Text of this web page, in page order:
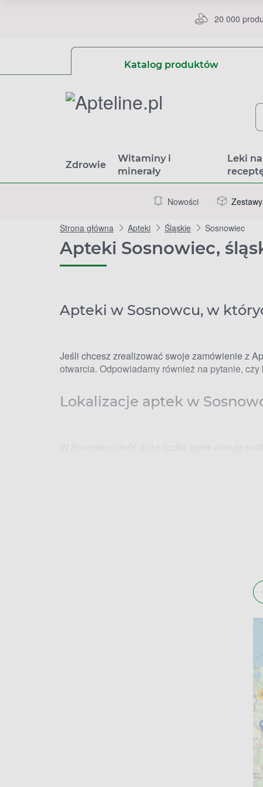
20 000
Katalog produktów
Zdrowie
Witaminy i
minerały
Leki na
Nowości
Strona główna Apteki Śląskie Sosnowiec
Apteki Sosnowiec,
Apteki w Sosnowcu, w
Jeśli chcesz zrealizować swoje zamówienie z
otwarcia. Odpowiadamy również na pytanie,
Lokalizacje aptek w
Apteka przy Biedronce – Braci
Apteka na Górce – Klimontowska 23, 41-200
Apteka Centrum – Henryka Sienkiewicza 16/I,
Apteka Vita – Stanisława Małachowskiego 14
Apteka – Teofila Lenartowicza 108, 41-219
Apteka Ksar – Stoczniowców 4, 41-208
Apteka -– Nowopogońska 57, 41-205 Sosnowiec
Apteki w Sosnowcu –
Godziny otwarcia w poszczególnych aptekach
Apteka Na Juliuszu czynna jest od
zrealizujesz od poniedziałku do piątku w
piątku w godzinach 8.00-18.00 oraz w soboty –